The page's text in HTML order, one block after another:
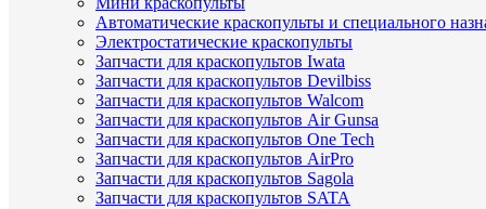
Автоматические краскопульты и специального
Электростатические краскопульты
Запчасти для краскопультов Iwata
Запчасти для краскопультов Devilbiss
Запчасти для краскопультов Walcom
Запчасти для краскопультов Air Gunsa
Запчасти для краскопультов One Tech
Запчасти для краскопультов AirPro
Запчасти для краскопультов Sagola
Запчасти для краскопультов SATA